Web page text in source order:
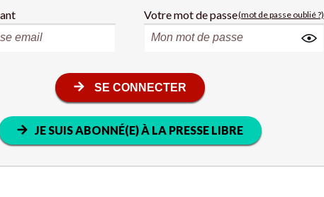
Votre mot de passe(mot de passe oublié ?)
SE CONNECTER
JE SUIS ABONNÉ(E) À LA PRESSE LIBRE